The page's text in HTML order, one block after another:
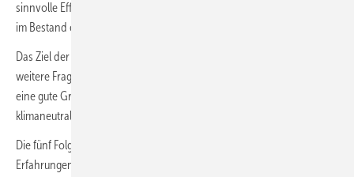
sinnvolle Effizienzwerte erreichen? Ist der Betrieb von Wärmepumpen
im Bestand eigentlich ökologisch?
Das Ziel der Serie „Wärmepumpen im Bestand“ ist es, diese und
weitere Fragen fundiert zu beantworten, Vorurteilen zu begegnen und
eine gute Grundlage für die notwendigen Weichenstellungen für einen
klimaneutralen Gebäudebestand zu schaffen.
Die fünf Folgen der Serie basieren auf dem Wissen und den
Erfahrungen aus fast 20 Jahren Wärmepumpenforschung am